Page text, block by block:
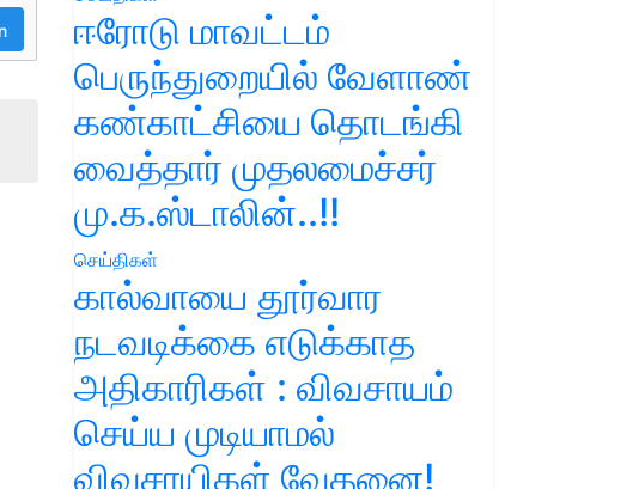
ஈரோடு மாவட்டம்
பெருந்துறையில் வேளாண்
கண்காட்சியை தொடங்கி
வைத்தார் முதலமைச்சர்
மு.க.ஸ்டாலின்..!!
செய்திகள்
கால்வாயை தூர்வார
நடவடிக்கை எடுக்காத
அதிகாரிகள் : விவசாயம்
செய்ய முடியாமல்
விவசாயிகள் வேதனை!